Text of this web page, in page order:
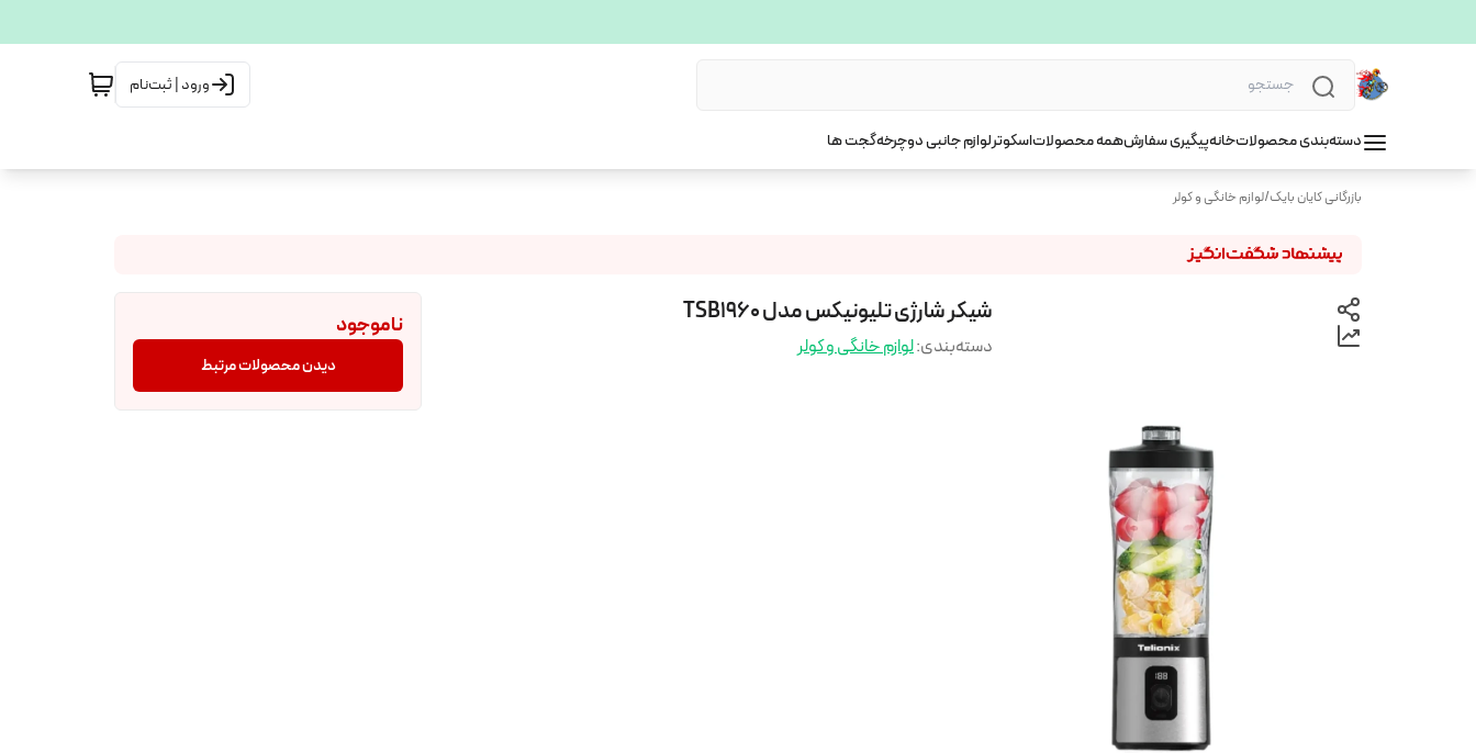
ورود | ثبت‌نام
دسته‌بندی محصولاتخانهپیگیری سفارشهمه محصولاتاسکوترلوازم جانبی دوچرخهگجت ها
بازرگانی کایان بایک/لوازم خانگی و کولر
شیکر شارژی تلیونیکس مدل TSB1960
دسته‌بندی:لوازم خانگی و کولر
ناموجود
دیدن محصولات مرتبط